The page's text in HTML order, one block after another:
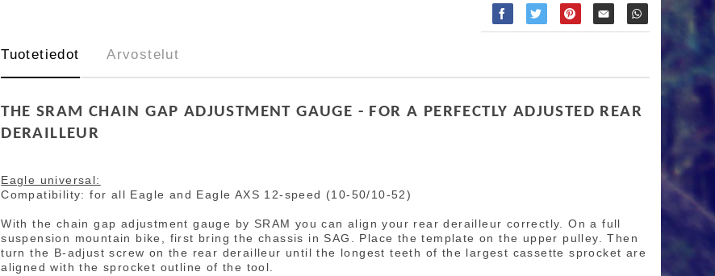
Tuotetiedot Arvostelut
THE SRAM CHAIN GAP ADJUSTMENT GAUGE - FOR A PERFECTLY ADJUSTED REAR
DERAILLEUR
Eagle universal:
Compatibility: for all Eagle and Eagle AXS 12-speed (10-50/10-52)
With the chain gap adjustment gauge by SRAM you can align your rear derailleur correctly. On a full
suspension mountain bike, first bring the chassis in SAG. Place the template on the upper pulley. Then
turn the B-adjust screw on the rear derailleur until the longest teeth of the largest cassette sprocket are
aligned with the sprocket outline of the tool.